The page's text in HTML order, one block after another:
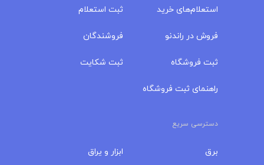
استعلام‌های خرید
فروش در راندنو
ثبت فروشگاه
راهنمای ثبت فروشگاه
ثبت استعلام
فروشندگان
ثبت شکایت
دسترسی سریع
برق ابزار و یراق